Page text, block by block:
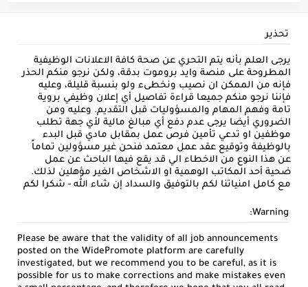
تحذير
يرجى العلم بأنه يتم التحري عن صحة كافة الاعلانات الوظيفية
المطروحة على منصة وايد بروموت بدقة، ولكن نرجو منكم الحذر
فإنه من الممكن ان نصيب ونخطىء ولو بنسبة قليلة، وعليه
فإننا نرجو منكم جميعا قراءة تفاصيل أي إعلان وظيفي بروية
تامة وفهم المهام والمسؤوليات قبل التقديم. وعليه ومن
الضروري أيضا يرجى عدم دفع أي مبالغ مالية لأي جهة تطلب
موظفين او تدعي تأمين فرص عمل بمقابل مادي قبل البدء
بالوظيفة وتوقيع عقد عمل معتمد فنحن غير مسؤولين تماماً
عن هذا النوع من الاخطاء الي قد يقع فيها الباحث عن عمل
ضحية أحد المكاتب الوهمية او الاشخاص الغير مؤهلين لذلك.
مع كامل امنياتنا لكم بالتوفيق والسداد إن شاء الله - شكرا لكم
Warning:
Please be aware that the validity of all job announcements
posted on the WidePromote platform are carefully
investigated, but we recommend you to be careful, as it is
possible for us to make corrections and make mistakes even